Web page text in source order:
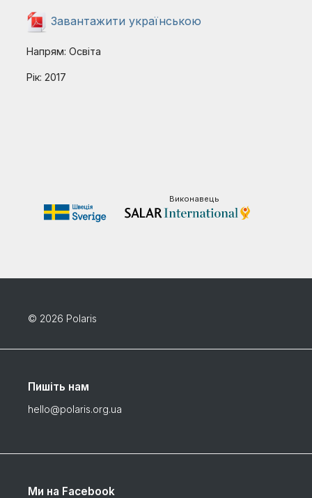
Завантажити українською
Напрям: Освіта
Рік: 2017
Виконавець
© 2026 Polaris
Пишіть нам
hello@polaris.org.ua
Ми на Facebook